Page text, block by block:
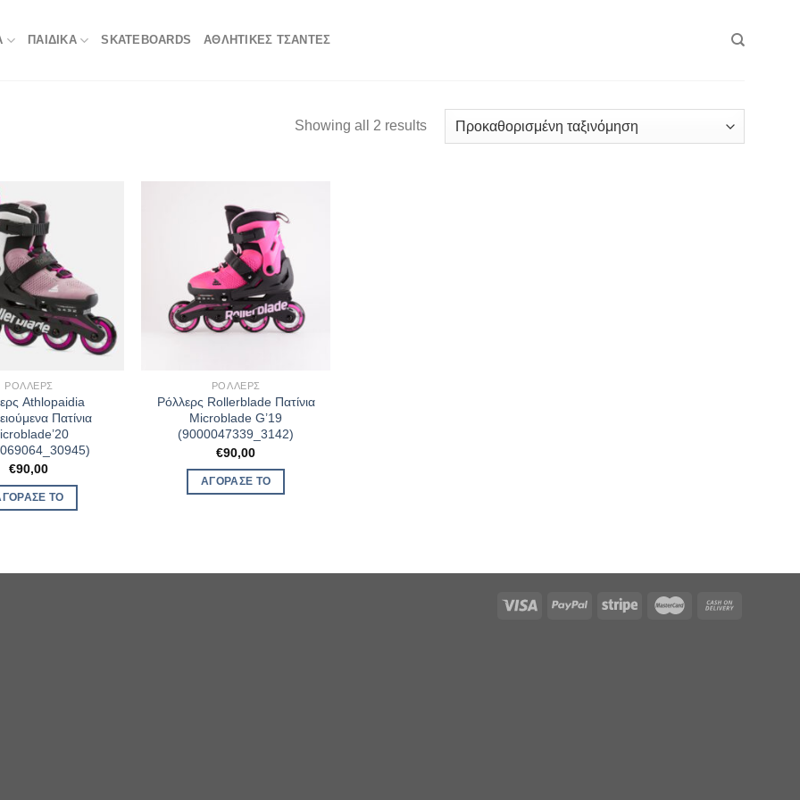
ΠΑΙΔΙΚΑ SKATEBOARDS ΑΘΛΗΤΙΚΈΣ ΤΣΆΝΤΕΣ
Showing all 2 results
ΡΌΛΛΕΡΣ
Athlopaidia
Πατίνια
€90,00
ΤΟ
ΡΌΛΛΕΡΣ
Ρόλλερς Rollerblade Πατίνια
Microblade G’19
(9000047339_3142)
€90,00
ΑΓΌΡΑΣΈ ΤΟ